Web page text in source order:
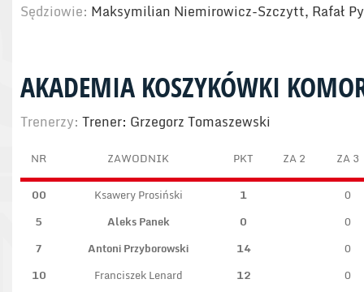
Sędziowie: Maksymilian Niemirowicz-Szczytt, Rafał
AKADEMIA KOSZYKÓWKI
Trenerzy: Trener: Grzegorz Tomaszewski
NR ZAWODNIK PKT ZA 2 ZA 3
00 Ksawery Prosiński 1
0
5
Aleks Panek 0
0
7
Antoni Przyborowski 14
0
10
Franciszek Lenard 12
0